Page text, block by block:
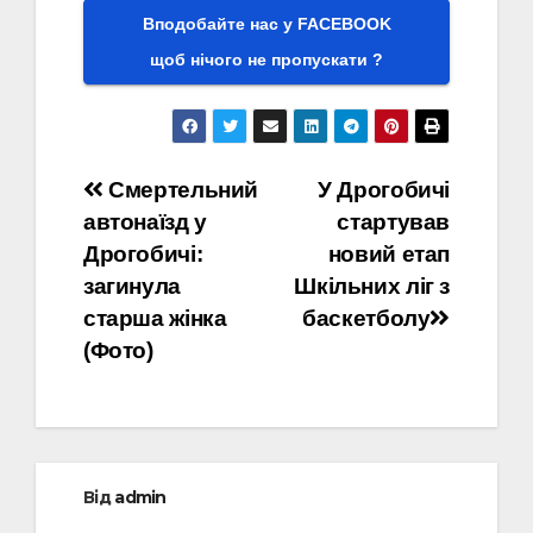
Вподобайте нас у FACEBOOK
щоб нічого не пропускати ?
Навігація
записів
У Дрогобичі
стартував
новий етап
Шкільних ліг з
баскетболу
Смертельний
автонаїзд у
Дрогобичі:
загинула
старша жінка
(Фото)
Відadmin